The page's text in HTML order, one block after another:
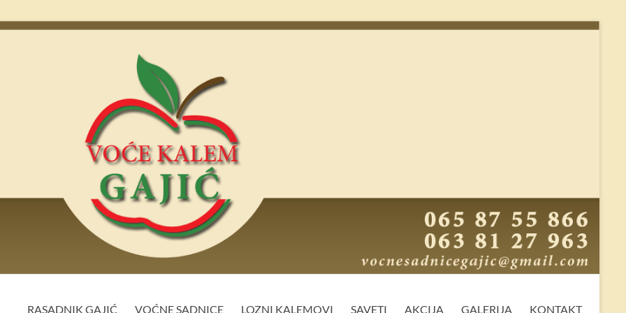
RASADNIK GAJIĆ VOĆNE SADNICE LOZNI KALEMOVI SAVETI AKCIJA GALERIJA KONTAKT